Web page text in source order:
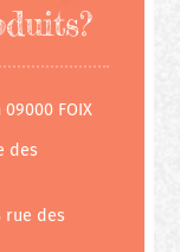
FOIX
des
rue des